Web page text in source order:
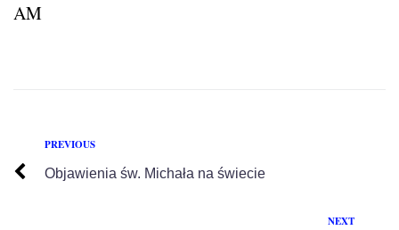
AM
PREVIOUS
Objawienia św. Michała na świecie
NEXT